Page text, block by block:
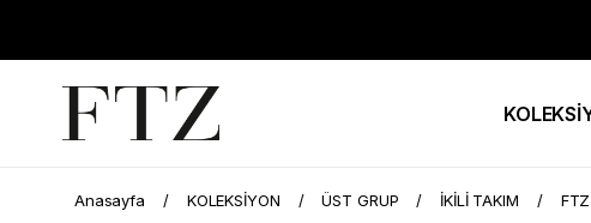
Anasayfa KOLEKSİYON ÜST GRUP İKİLİ TAKIM